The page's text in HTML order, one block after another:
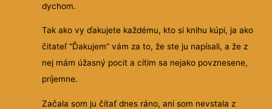
dychom.
Tak ako vy ďakujete každému, kto si knihu kúpi, ja ako
čitateľ ”Ďakujem” vám za to, že ste ju napísali, a že z
nej mám úžasný pocit a cítim sa nejako povznesene,
príjemne.
Začala som ju čítať dnes ráno, ani som nevstala z